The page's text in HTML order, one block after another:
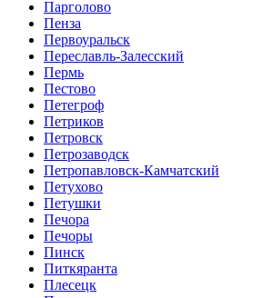
Парголово
Пенза
Первоуральск
Переславль-Залесский
Пермь
Пестово
Петегроф
Петриков
Петровск
Петрозаводск
Петропавловск-Камчатский
Петухово
Петушки
Печора
Печоры
Пинск
Питкяранта
Плесецк